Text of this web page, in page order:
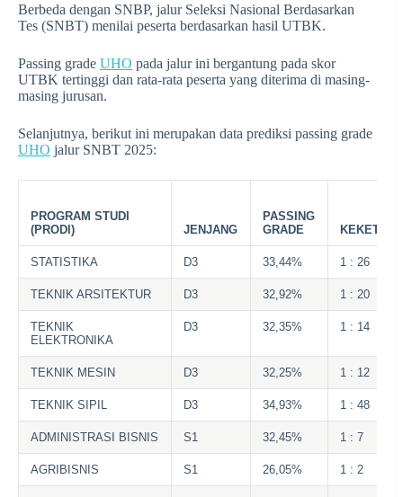
Berbeda dengan SNBP, jalur Seleksi Nasional Berdasarkan
Tes (SNBT) menilai peserta berdasarkan hasil UTBK.
Passing grade UHO pada jalur ini bergantung pada skor
UTBK tertinggi dan rata-rata peserta yang diterima di masing-
masing jurusan.
Selanjutnya, berikut ini merupakan data prediksi passing grade
UHO jalur SNBT 2025:
PROGRAM STUDI
(PRODI)
JENJANG
PASSING
GRADE
STATISTIKA D3 33,44% 1 : 26
TEKNIK ARSITEKTUR D3 32,92% 1 : 20
TEKNIK
ELEKTRONIKA
D3 32,35% 1 : 14
TEKNIK MESIN D3 32,25% 1 : 12
TEKNIK SIPIL D3 34,93% 1 : 48
ADMINISTRASI BISNIS S1 32,45% 1 : 7
AGRIBISNIS S1 26,05% 1 : 2